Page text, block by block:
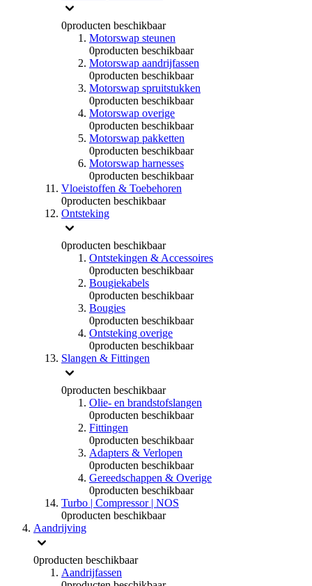
0producten beschikbaar
Motorswap steunen
0producten beschikbaar
Motorswap aandrijfassen
0producten beschikbaar
Motorswap spruitstukken
0producten beschikbaar
Motorswap overige
0producten beschikbaar
Motorswap pakketten
0producten beschikbaar
Motorswap harnesses
0producten beschikbaar
Vloeistoffen & Toebehoren
0producten beschikbaar
Ontsteking
0producten beschikbaar
Ontstekingen & Accessoires
0producten beschikbaar
Bougiekabels
0producten beschikbaar
Bougies
0producten beschikbaar
Ontsteking overige
0producten beschikbaar
Slangen & Fittingen
0producten beschikbaar
Olie- en brandstofslangen
0producten beschikbaar
Fittingen
0producten beschikbaar
Adapters & Verlopen
0producten beschikbaar
Gereedschappen & Overige
0producten beschikbaar
Turbo | Compressor | NOS
0producten beschikbaar
Aandrijving
0producten beschikbaar
Aandrijfassen